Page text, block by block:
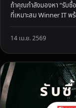
ถ้าคุณกำลังมองหา “รับซื้อ
ที่เหมาะสม Winner IT
14 เม.ย. 2569